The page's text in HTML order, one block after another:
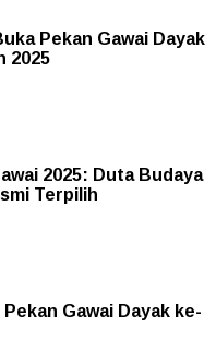
Pekan Gawai Dayak
2025
2025: Duta Budaya
Terpilih
Gawai Dayak ke-